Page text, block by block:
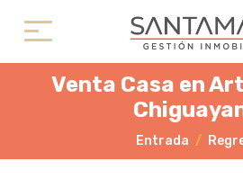
Venta Casa en
Entrada